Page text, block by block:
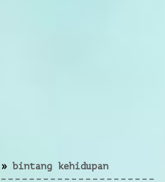
»bintang kehidupan